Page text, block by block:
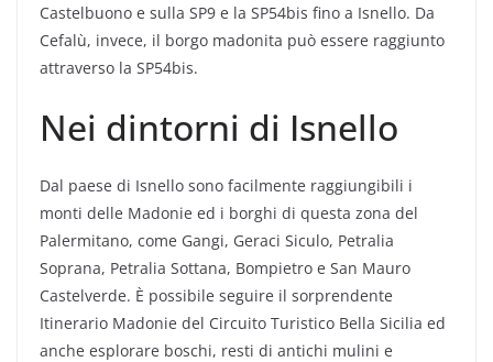
Castelbuono e sulla SP9 e la SP54bis fino a Isnello. Da
Cefalù, invece, il borgo madonita può essere raggiunto
attraverso la SP54bis.
Nei dintorni di Isnello
Dal paese di Isnello sono facilmente raggiungibili i
monti delle Madonie ed i borghi di questa zona del
Palermitano, come Gangi, Geraci Siculo, Petralia
Soprana, Petralia Sottana, Bompietro e San Mauro
Castelverde. È possibile seguire il sorprendente
Itinerario Madonie del Circuito Turistico Bella Sicilia ed
anche esplorare boschi, resti di antichi mulini e